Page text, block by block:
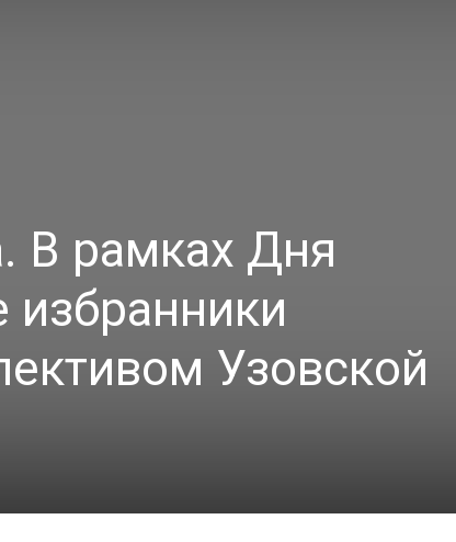
Погода
В рамках Дня
избранники
Узовской